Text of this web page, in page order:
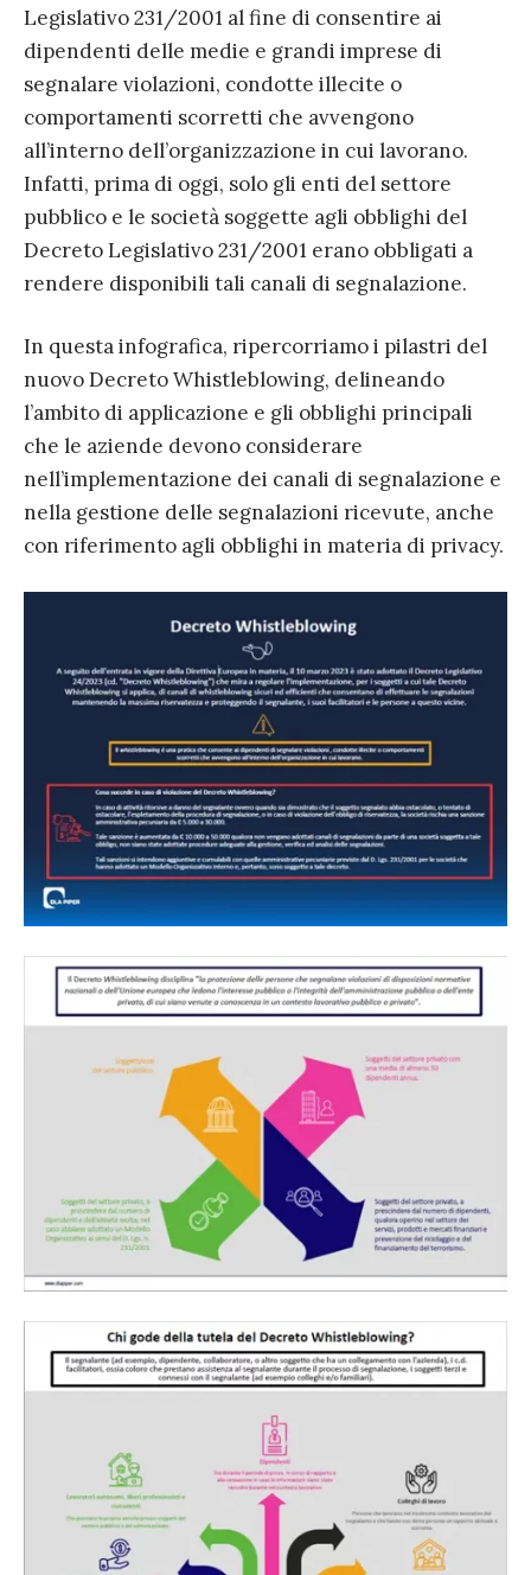
Legislativo 231/2001 al fine di consentire ai
dipendenti delle medie e grandi imprese di
segnalare violazioni, condotte illecite o
comportamenti scorretti che avvengono
all’interno dell’organizzazione in cui lavorano.
Infatti, prima di oggi, solo gli enti del settore
pubblico e le società soggette agli obblighi del
Decreto Legislativo 231/2001 erano obbligati a
rendere disponibili tali canali di segnalazione.
In questa infografica, ripercorriamo i pilastri del
nuovo Decreto Whistleblowing, delineando
l’ambito di applicazione e gli obblighi principali
che le aziende devono considerare
nell’implementazione dei canali di segnalazione e
nella gestione delle segnalazioni ricevute, anche
con riferimento agli obblighi in materia di privacy.